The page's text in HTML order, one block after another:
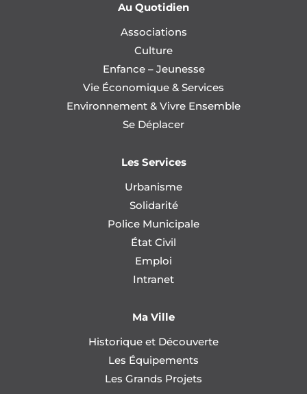
Au Quotidien
Associations
Culture
Enfance – Jeunesse
Vie Économique & Services
Environnement & Vivre Ensemble
Se Déplacer
Les Services
Urbanisme
Solidarité
Police Municipale
État Civil
Emploi
Intranet
Ma Ville
Historique et Découverte
Les Équipements
Les Grands Projets